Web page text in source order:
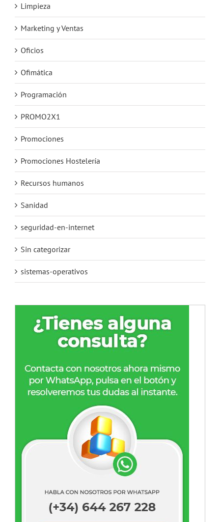
Limpieza
Marketing y Ventas
Oficios
Ofimática
Programación
PROMO2X1
Promociones
Promociones Hostelería
Recursos humanos
Sanidad
seguridad-en-internet
Sin categorizar
sistemas-operativos